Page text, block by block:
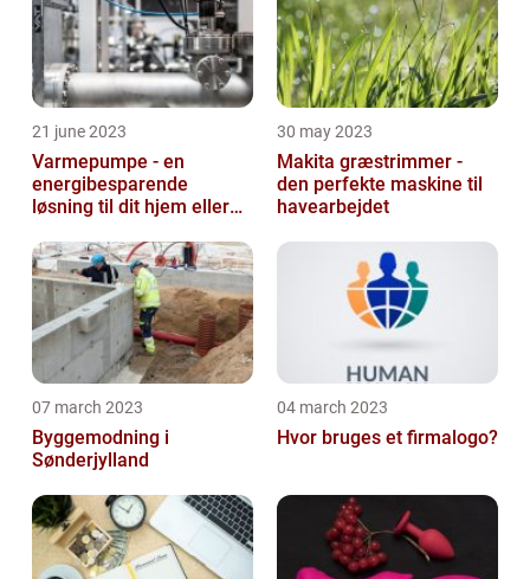
21 june 2023
Varmepumpe - en
energibesparende
løsning til dit hjem eller
30 may 2023
Makita græstrimmer -
den perfekte maskine til
havearbejdet
07 march 2023
Byggemodning i
Sønderjylland
04 march 2023
Hvor bruges et firmalogo?